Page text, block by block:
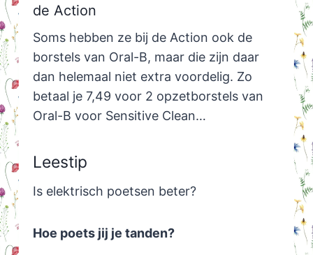
de Action
Soms hebben ze bij de Action ook de
borstels van Oral-B, maar die zijn daar
dan helemaal niet extra voordelig. Zo
betaal je 7,49 voor 2 opzetborstels van
Oral-B voor Sensitive Clean…
Leestip
Is elektrisch poetsen beter?
Hoe poets jij je tanden?